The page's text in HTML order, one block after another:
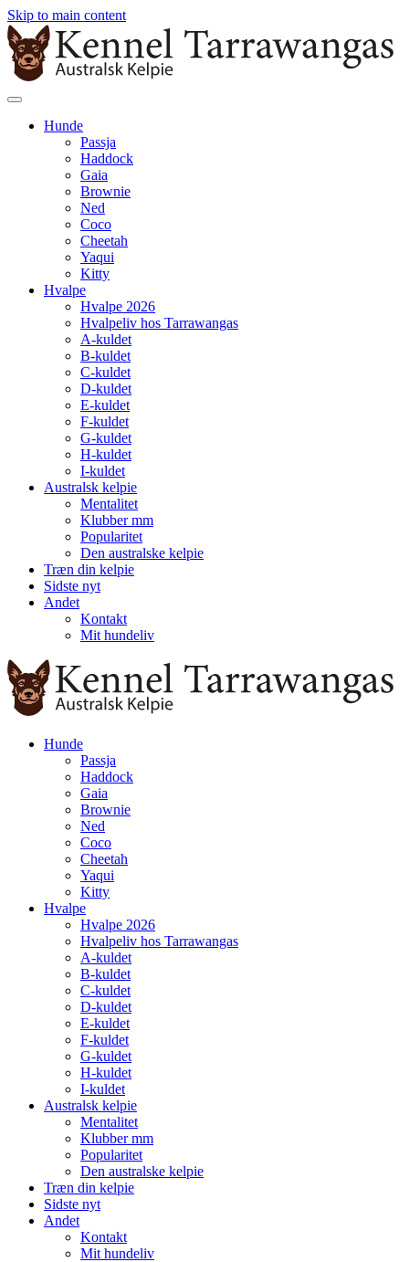
Skip to main content
Hunde
Passja
Haddock
Gaia
Brownie
Ned
Coco
Cheetah
Yaqui
Kitty
Hvalpe
Hvalpe 2026
Hvalpeliv hos Tarrawangas
A-kuldet
B-kuldet
C-kuldet
D-kuldet
E-kuldet
F-kuldet
G-kuldet
H-kuldet
I-kuldet
Australsk kelpie
Mentalitet
Klubber mm
Popularitet
Den australske kelpie
Træn din kelpie
Sidste nyt
Andet
Kontakt
Mit hundeliv
Hunde
Passja
Haddock
Gaia
Brownie
Ned
Coco
Cheetah
Yaqui
Kitty
Hvalpe
Hvalpe 2026
Hvalpeliv hos Tarrawangas
A-kuldet
B-kuldet
C-kuldet
D-kuldet
E-kuldet
F-kuldet
G-kuldet
H-kuldet
I-kuldet
Australsk kelpie
Mentalitet
Klubber mm
Popularitet
Den australske kelpie
Træn din kelpie
Sidste nyt
Andet
Kontakt
Mit hundeliv